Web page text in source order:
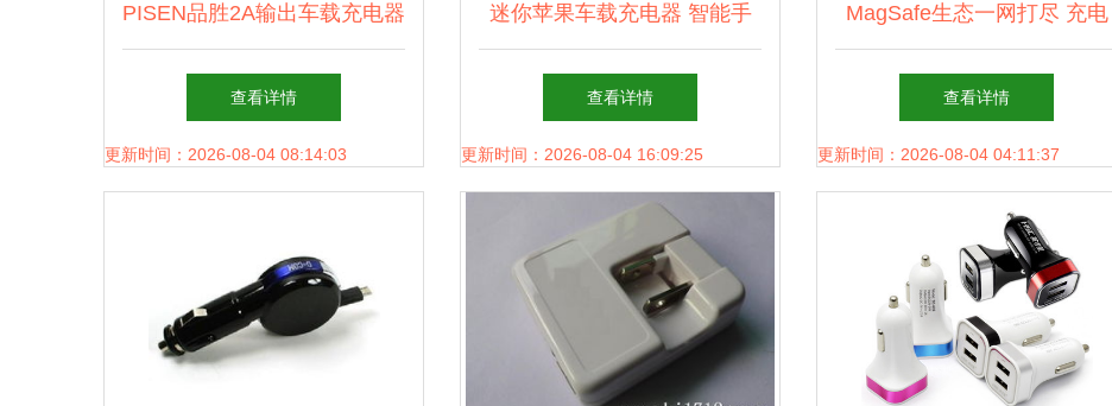
PISEN品胜2A输出车载充电器
小身材撑起大能量，iPad和
iPhone的双赢特快线
查看详情
更新时间：2026-08-04 08:14:03
迷你苹果车载充电器 智能手
机旅行的无忧伙伴
查看详情
更新时间：2026-08-04 16:09:25
MagSafe生态一网打尽 充电
器、配件大盘点，你想知道的
全在这里！
查看详情
更新时间：2026-08-04 04:11:37